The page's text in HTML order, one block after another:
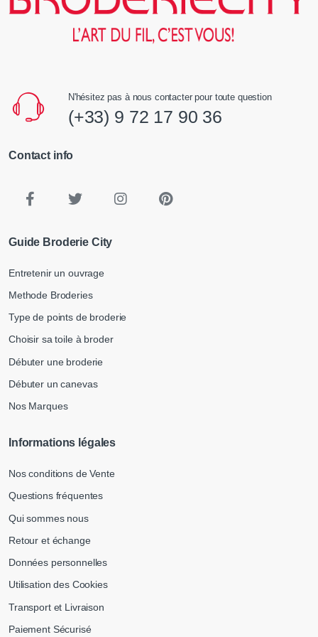
N'hésitez pas à nous contacter pour toute question
(+33) 9 72 17 90 36
Contact info
Guide Broderie City
Entretenir un ouvrage
Methode Broderies
Type de points de broderie
Choisir sa toile à broder
Débuter une broderie
Débuter un canevas
Nos Marques
Informations légales
Nos conditions de Vente
Questions fréquentes
Qui sommes nous
Retour et échange
Données personnelles
Utilisation des Cookies
Transport et Livraison
Paiement Sécurisé